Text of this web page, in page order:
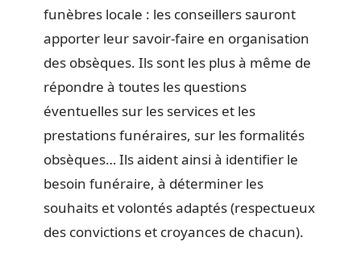
funèbres locale : les conseillers sauront
apporter leur savoir-faire en organisation
des obsèques. Ils sont les plus à même de
répondre à toutes les questions
éventuelles sur les services et les
prestations funéraires, sur les formalités
obsèques… Ils aident ainsi à identifier le
besoin funéraire, à déterminer les
souhaits et volontés adaptés (respectueux
des convictions et croyances de chacun).